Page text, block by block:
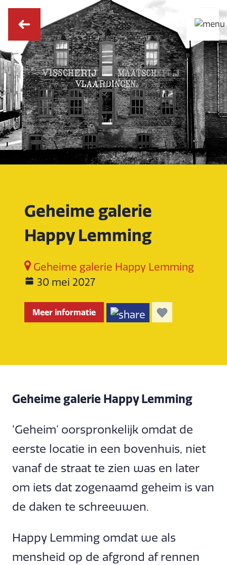
Geheime galerie
Happy Lemming
Geheime galerie Happy Lemming
30 mei 2027
Meer informatie
Geheime galerie Happy Lemming
‘Geheim’ oorspronkelijk omdat de
eerste locatie in een bovenhuis, niet
vanaf de straat te zien was en later
om iets dat zogenaamd geheim is van
de daken te schreeuwen.
Happy Lemming omdat we als
mensheid op de afgrond af rennen